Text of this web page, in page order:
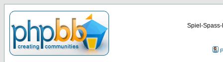
Spiel-